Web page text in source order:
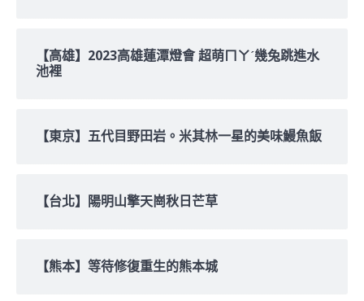
【高雄】2023高雄蓮潭燈會 超萌ㄇㄚˊ幾兔跳進水
池裡
【東京】五代目野田岩。米其林一星的美味鰻魚飯
【台北】陽明山擎天崗秋日芒草
【熊本】等待修復重生的熊本城